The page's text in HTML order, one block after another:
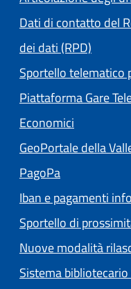
Dati di contatto del
dei dati (RPD)
Sportello telematico
Piattaforma Gare
Economici
GeoPortale della
PagoPa
Iban e pagamenti
Sportello di
Nuove modalità
Sistema